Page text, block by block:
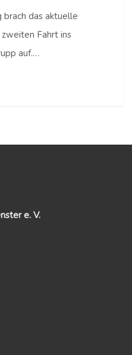
brach das aktuelle
zweiten Fahrt ins
auf.…
e. V.